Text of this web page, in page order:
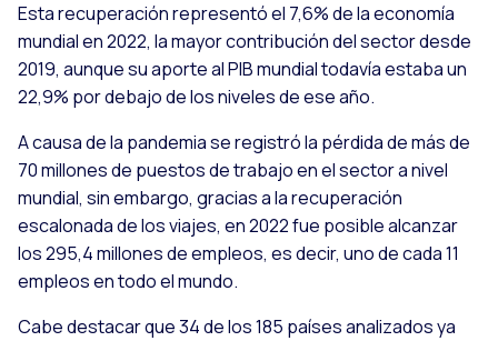
Esta recuperación representó el 7,6% de la economía
mundial en 2022, la mayor contribución del sector desde
2019, aunque su aporte al PIB mundial todavía estaba un
22,9% por debajo de los niveles de ese año.
A causa de la pandemia se registró la pérdida de más de
70 millones de puestos de trabajo en el sector a nivel
mundial, sin embargo, gracias a la recuperación
escalonada de los viajes, en 2022 fue posible alcanzar
los 295,4 millones de empleos, es decir, uno de cada 11
empleos en todo el mundo.
Cabe destacar que 34 de los 185 países analizados ya